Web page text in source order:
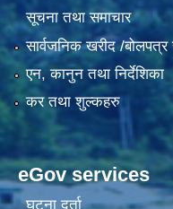
सूचना तथा समाचार
सार्वजनिक खरीद /
एन, कानुन तथा निर्देशिका
कर तथा शुल्कहरु
eGov services
घटना दर्ता